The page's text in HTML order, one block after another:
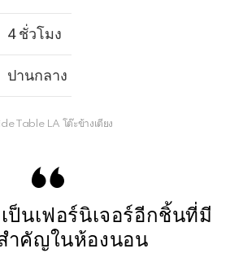
4 ชั่วโมง
ปานกลาง
Table LA โต๊ะข้างเตียง
ป็นเฟอร์นิเจอร์อีกชิ้นที่มี
ำคัญในห้องนอน